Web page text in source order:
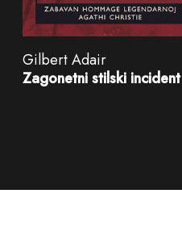
Gilbert Adair
Zagonetni stilski incident